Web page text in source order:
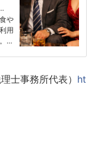
や
用
士事務所代表） ht